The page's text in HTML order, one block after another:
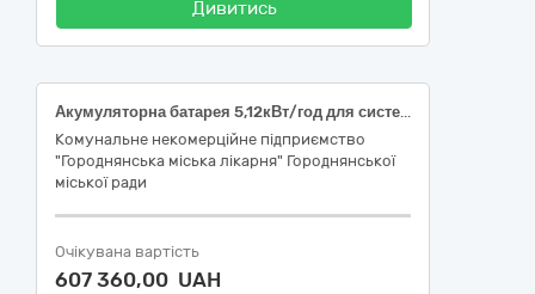
Дивитись
Акумуляторна батарея 5,12кВт/год для системи безперебійного живлення з повним набором кабелів живлення постійного струму, комунікаційних кабелів для підключення до гібридного інвертора та інших батарей, за кодом ДК 021:2015 : 31680000-6- Електричне приладдя та супутні товари до електричного обладнання
Комунальне некомерційне підприємство
"Городнянська міська лікарня" Городнянської
міської ради
Очікувана вартість
607 360,00 UAH